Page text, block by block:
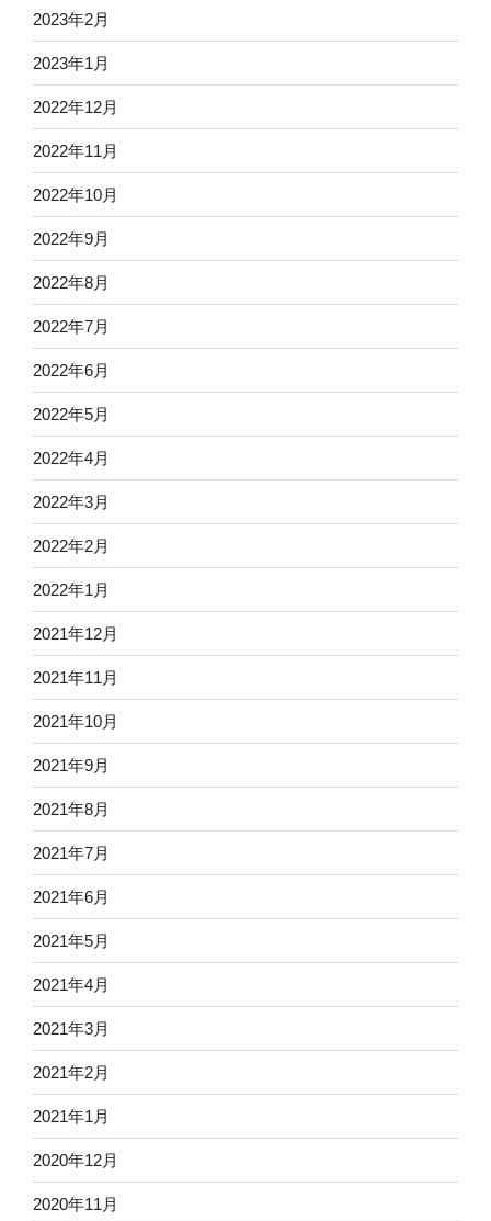
2023年2月
2023年1月
2022年12月
2022年11月
2022年10月
2022年9月
2022年8月
2022年7月
2022年6月
2022年5月
2022年4月
2022年3月
2022年2月
2022年1月
2021年12月
2021年11月
2021年10月
2021年9月
2021年8月
2021年7月
2021年6月
2021年5月
2021年4月
2021年3月
2021年2月
2021年1月
2020年12月
2020年11月